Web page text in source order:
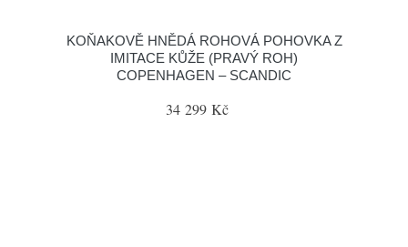
KOŇAKOVĚ HNĚDÁ ROHOVÁ POHOVKA Z
IMITACE KŮŽE (PRAVÝ ROH)
COPENHAGEN – SCANDIC
34 299 Kč